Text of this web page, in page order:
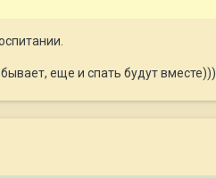
еще и спать будут вместе))).